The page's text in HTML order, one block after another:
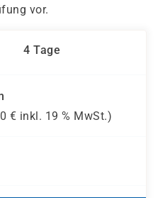
vor.
4 Tage
€ inkl. 19 % MwSt.)